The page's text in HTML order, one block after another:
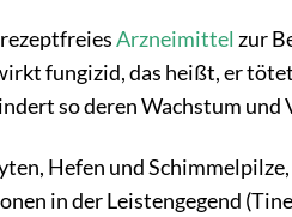
Arzneimittel zur
fungizid, das heißt, er
so deren Wachstum und
Hefen und
in der Leistengegend